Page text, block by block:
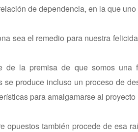
de dependencia, en la que
sea el remedio para nuestra
de la premisa de que somos una
se produce incluso un proceso de
para amalgamarse al
opuestos también procede de esa